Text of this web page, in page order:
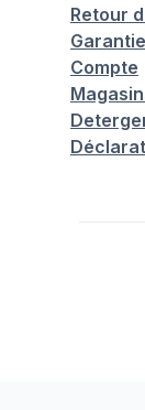
Retour
Garantie
Compte